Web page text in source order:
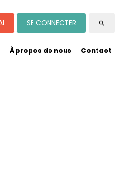
À propos de nous Contact
SE CONNECTER search